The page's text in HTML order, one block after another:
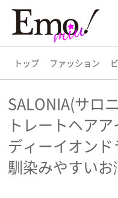
トップ ファッション
トップ
ファッション
ビューティー
SALONIA(サロ
トレートヘア
ディーイオン
馴染みやすい